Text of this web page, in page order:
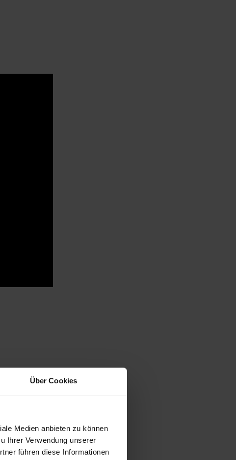
Über Cookies
Medien anbieten zu können
Ihrer Verwendung unserer
führen diese Informationen
mit Ihren